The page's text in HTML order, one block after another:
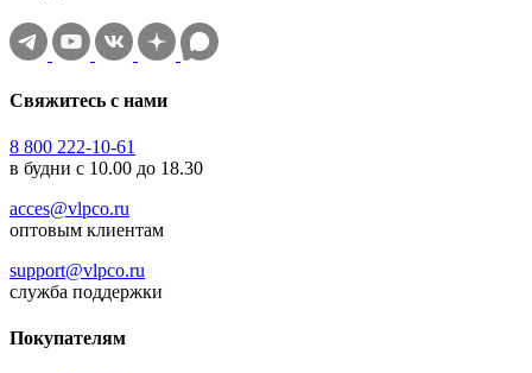
Свяжитесь с нами
8 800 222-10-61
в будни с 10.00 до 18.30
acces@vlpco.ru
оптовым клиентам
support@vlpco.ru
служба поддержки
Покупателям